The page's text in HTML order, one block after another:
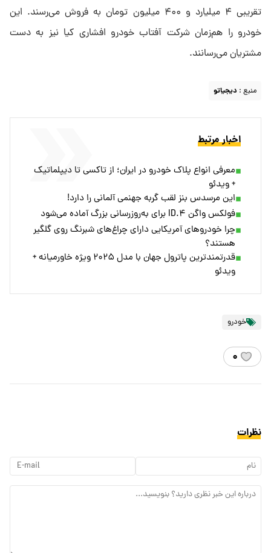
تقریبی ۴ میلیارد و ۴۰۰ میلیون تومان به فروش می‌رسند. این
خودرو را هم‌زمان شرکت آفتاب خودرو افشاری کیا نیز به دست
مشتریان می‌رسانند.
منبع : دیجیاتو
اخبار مرتبط
معرفی انواع پلاک خودرو در ایران؛ از تاکسی تا دیپلماتیک
+ ویدئو
این مرسدس بنز لقب گربه جهنمی آلمانی را دارد!
فولکس واگن ID.۴ برای به‌روزرسانی بزرگ آماده می‌شود
چرا خودروهای آمریکایی دارای چراغ‌های شبرنگ روی گلگیر
هستند؟
قدرتمندترین پاترول جهان با مدل ۲۰۲۵ ویژه خاورمیانه +
ویدئو
خودرو
۰
نظرات